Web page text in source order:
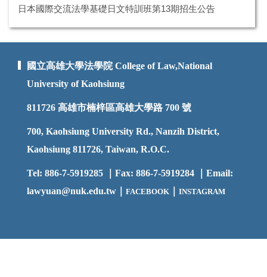
日本國際交流法學基礎日文特訓班第13期招生公告
國立高雄大學法學院 College of Law,National
University of Kaohsiung
811726 高雄市楠梓區高雄大學路 700 號
700, Kaohsiung University Rd., Nanzih District,
Kaohsiung 811726, Taiwan, R.O.C.
Tel: 886-7-5919285 ｜Fax: 886-7-5919284 ｜Email:
lawyuan@nuk.edu.tw｜ FACEBOOK INSTAGRAM